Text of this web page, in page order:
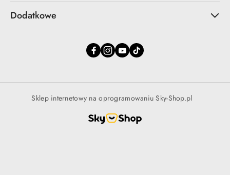
Dodatkowe
Sklep internetowy na oprogramowaniu Sky-Shop.pl